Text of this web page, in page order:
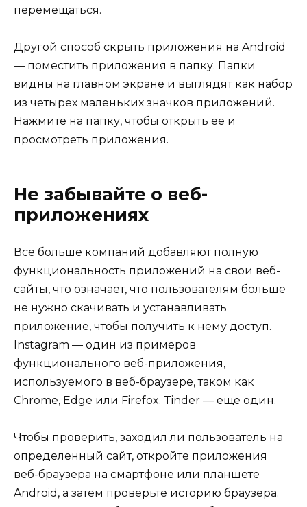
перемещаться.
Другой способ скрыть приложения на Android
— поместить приложения в папку. Папки
видны на главном экране и выглядят как набор
из четырех маленьких значков приложений.
Нажмите на папку, чтобы открыть ее и
просмотреть приложения.
Не забывайте о веб-
приложениях
Все больше компаний добавляют полную
функциональность приложений на свои веб-
сайты, что означает, что пользователям больше
не нужно скачивать и устанавливать
приложение, чтобы получить к нему доступ.
Instagram — один из примеров
функционального веб-приложения,
используемого в веб-браузере, таком как
Chrome, Edge или Firefox. Tinder — еще один.
Чтобы проверить, заходил ли пользователь на
определенный сайт, откройте приложения
веб-браузера на смартфоне или планшете
Android, а затем проверьте историю браузера.